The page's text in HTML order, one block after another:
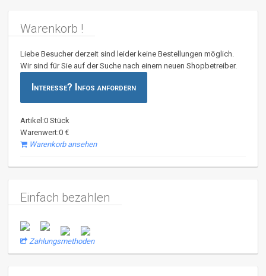
Warenkorb !
Liebe Besucher derzeit sind leider keine Bestellungen möglich.
Wir sind für Sie auf der Suche nach einem neuen Shopbetreiber.
Interesse? Infos anfordern
Artikel:0 Stück
Warenwert:0 €
Warenkorb ansehen
Einfach bezahlen
Zahlungsmethoden